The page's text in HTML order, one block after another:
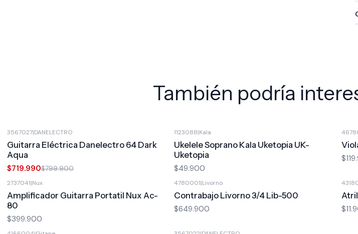
También podría
3567027|DANELECTRO
Guitarra Eléctrica Danelectro 64 Dark
Aqua
$719.990$799.900
1123088|Kala
Ukelele Soprano Kala Uketopia UK-
Uketopia
$49.900
2737041|Nux
Amplificador Guitarra Portatil Nux Ac-
80
$399.900
4780001|Livorno
Contrabajo Livorno 3/4 Lib-500
$649.900